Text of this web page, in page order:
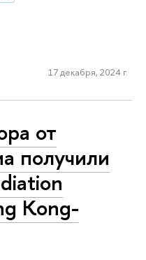
17 декабря, 2024 г.
от
получили
Kong-